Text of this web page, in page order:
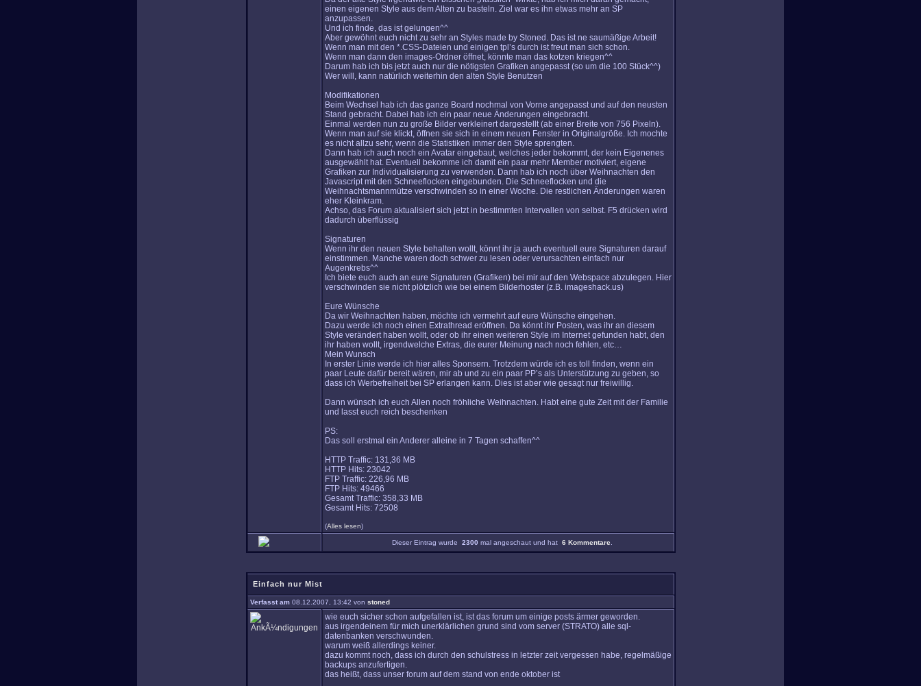
einen eigenen Style aus dem Alten zu basteln. Ziel war es ihn etwas mehr an SP
anzupassen.
Und ich finde, das ist gelungen^^
Aber gewöhnt euch nicht zu sehr an Styles made by Stoned. Das ist ne saumäßige Arbeit!
Wenn man mit den *.CSS-Dateien und einigen tpl’s durch ist freut man sich schon.
Wenn man dann den images-Ordner öffnet, könnte man das kotzen kriegen^^
Darum hab ich bis jetzt auch nur die nötigsten Grafiken angepasst (so um die 100 Stück^^)
Wer will, kann natürlich weiterhin den alten Style Benutzen
Modifikationen
Beim Wechsel hab ich das ganze Board nochmal von Vorne angepasst und auf den neusten
Stand gebracht. Dabei hab ich ein paar neue Änderungen eingebracht.
Einmal werden nun zu große Bilder verkleinert dargestellt (ab einer Breite von 756 Pixeln).
Wenn man auf sie klickt, öffnen sie sich in einem neuen Fenster in Originalgröße. Ich mochte
es nicht allzu sehr, wenn die Statistiken immer den Style sprengten.
Dann hab ich auch noch ein Avatar eingebaut, welches jeder bekommt, der kein Eigenenes
ausgewählt hat. Eventuell bekomme ich damit ein paar mehr Member motiviert, eigene
Grafiken zur Individualisierung zu verwenden. Dann hab ich noch über Weihnachten den
Javascript mit den Schneeflocken eingebunden. Die Schneeflocken und die
Weihnachtsmannmütze verschwinden so in einer Woche. Die restlichen Änderungen waren
eher Kleinkram.
Achso, das Forum aktualisiert sich jetzt in bestimmten Intervallen von selbst. F5 drücken wird
dadurch überflüssig
Signaturen
Wenn ihr den neuen Style behalten wollt, könnt ihr ja auch eventuell eure Signaturen darauf
einstimmen. Manche waren doch schwer zu lesen oder verursachten einfach nur
Augenkrebs^^
Ich biete euch auch an eure Signaturen (Grafiken) bei mir auf den Webspace abzulegen. Hier
verschwinden sie nicht plötzlich wie bei einem Bilderhoster (z.B. imageshack.us)
Eure Wünsche
Da wir Weihnachten haben, möchte ich vermehrt auf eure Wünsche eingehen.
Dazu werde ich noch einen Extrathread eröffnen. Da könnt ihr Posten, was ihr an diesem
Style verändert haben wollt, oder ob ihr einen weiteren Style im Internet gefunden habt, den
ihr haben wollt, irgendwelche Extras, die eurer Meinung nach noch fehlen, etc…
Mein Wunsch
In erster Linie werde ich hier alles Sponsern. Trotzdem würde ich es toll finden, wenn ein
paar Leute dafür bereit wären, mir ab und zu ein paar PP’s als Unterstützung zu geben, so
dass ich Werbefreiheit bei SP erlangen kann. Dies ist aber wie gesagt nur freiwillig.
Dann wünsch ich euch Allen noch fröhliche Weihnachten. Habt eine gute Zeit mit der Familie
und lasst euch reich beschenken
PS:
Das soll erstmal ein Anderer alleine in 7 Tagen schaffen^^
HTTP Traffic: 131,36 MB
HTTP Hits: 23042
FTP Traffic: 226,96 MB
FTP Hits: 49466
Gesamt Traffic: 358,33 MB
Gesamt Hits: 72508
(Alles lesen)
Dieser Eintrag wurde 2300 mal angeschaut und hat 6 Kommentare
Einfach nur Mist
Verfasst am 08.12.2007, 13:42 von stoned
wie euch sicher schon aufgefallen ist, ist das forum um einige posts ärmer geworden.
aus irgendeinem für mich unerklärlichen grund sind vom server (STRATO) alle sql-
datenbanken verschwunden.
warum weiß allerdings keiner.
dazu kommt noch, dass ich durch den schulstress in letzter zeit vergessen habe, regelmäßige
backups anzufertigen.
das heißt, dass unser forum auf dem stand von ende oktober ist